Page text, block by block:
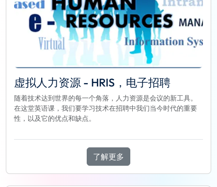
虚拟人力资源 - HRIS，电子招聘
随着技术达到世界的每一个角落，人力资源是会议的新工具。
在这堂英语课，我们要学习技术在招聘中我们当今时代的重要
性，以及它的优点和缺点。
了解更多